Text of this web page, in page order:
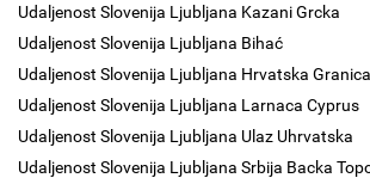
Udaljenost Slovenija Ljubljana Kazani Grcka
Udaljenost Slovenija Ljubljana Bihać
Udaljenost Slovenija Ljubljana Hrvatska Granica
Udaljenost Slovenija Ljubljana Larnaca Cyprus
Udaljenost Slovenija Ljubljana Ulaz Uhrvatska
Udaljenost Slovenija Ljubljana Srbija Backa